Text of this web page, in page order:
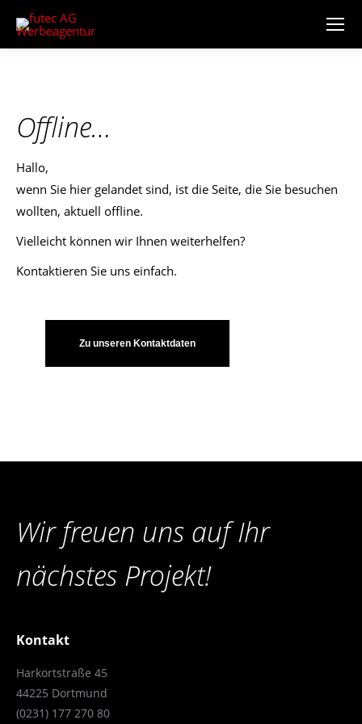
Offline…
Hallo,
wenn Sie hier gelandet sind, ist die Seite, die Sie besuchen
wollten, aktuell offline.
Vielleicht können wir Ihnen weiterhelfen?
Kontaktieren Sie uns einfach.
Zu unseren Kontaktdaten
Wir freuen uns auf Ihr
nächstes Projekt!
Kontakt
Harkortstraße 45
44225 Dortmund
(0231) 177 270 80